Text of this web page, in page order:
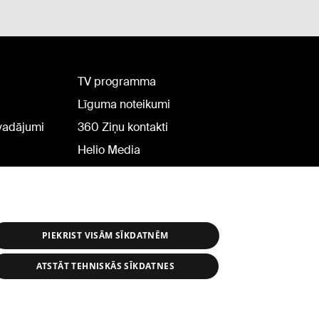
TV programma
Līguma noteikumi
360 Ziņu kontakti
Helio Media
PIEKRIST VISĀM SĪKDATNĒM
ATSTĀT TEHNISKĀS SĪKDATNES